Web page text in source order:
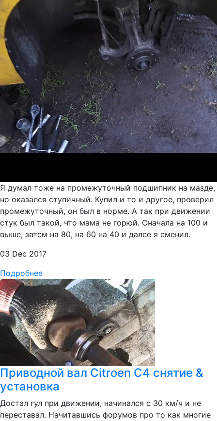
Я думал тоже на промежуточный подшипник на мазде,
но оказался ступичный. Купил и то и другое, проверил
промежуточный, он был в норме. А так при движении
стук был такой, что мама не горюй. Сначала на 100 и
выше, затем на 80, на 60 на 40 и далее я сменил.
03 Dec 2017
Подробнее
Приводной вал Citroen C4 снятие &
установка
Достал гул при движении, начинался с 30 км/ч и не
переставал. Начитавшись форумов про то как многие